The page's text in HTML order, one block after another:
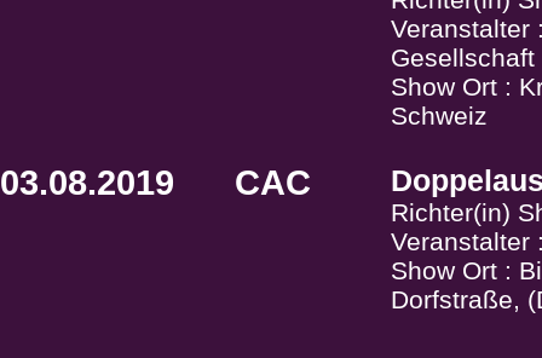
Veranstalter
Gesellschaft
Show Ort :
Schweiz
03.08.2019 CAC
Richter(in)
Veranstalter
Show Ort :
Dorfstraße,